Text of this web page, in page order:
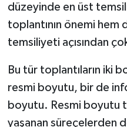
düzeyinde en üst
toplantının önemi hem
temsiliyeti açısından
Bu tür toplantıların iki
resmi boyutu, bir de
boyutu. Resmi boyutu
yaşanan süreçelerden